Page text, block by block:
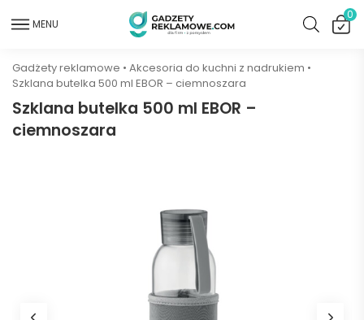
MENU
0
Gadżety reklamowe • Akcesoria do kuchni z nadrukiem •
Szklana butelka 500 ml EBOR – ciemnoszara
Szklana butelka 500 ml EBOR –
ciemnoszara